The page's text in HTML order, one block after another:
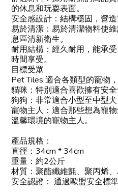
的休息和玩耍表面。
安全感設計：結構穩固，營
易於清潔：易於清潔物料使
息區清新衛生。
耐用結構：經久耐用，能承
時間享受。
目標受眾
Pet Tiles 適合各類型的寵物，
貓咪：特別適合喜歡擁有安全
狗狗：非常適合小型至中型犬
寵物主人：適合那些想為寵
溫馨環境的寵物主人。
產品規格：
直徑：34cm * 34cm
重量：約2公斤
材質：聚酯纖維氈、聚丙烯
安全認證： 通過歐盟安全標